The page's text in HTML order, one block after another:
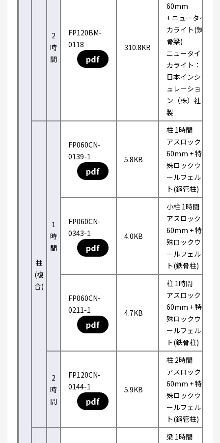
2
時
間
FP120BM-
0118
pdf
310.8KB
60mm
+ ニュータイ
カライト(鉄
骨梁)
ニュータイ
カライト：
日本インシ
ュレーショ
ン（株）社
製
柱
(複
合)
1
時
間
FP060CN-
0139-1
pdf
5.8KB
柱 1時間
アスロック
60mm + 特
殊ロックウ
ールフェル
ト(鋼管柱)
FP060CN-
0343-1
pdf
4.0KB
小柱 1時間
アスロック
60mm + 特
殊ロックウ
ールフェル
ト(鉄骨柱)
FP060CN-
0211-1
pdf
4.7KB
柱 1時間
アスロック
60mm + 特
殊ロックウ
ールフェル
ト(鉄骨柱)
2
時
間
FP120CN-
0144-1
pdf
5.9KB
柱 2時間
アスロック
60mm + 特
殊ロックウ
ールフェル
ト(鋼管柱)
梁 1時間